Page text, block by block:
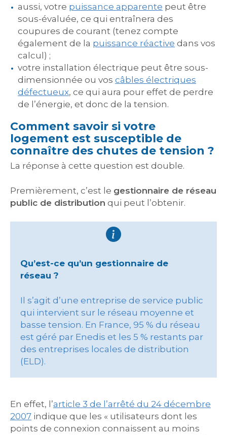
aussi, votre puissance apparente peut être
sous-évaluée, ce qui entraînera des
coupures de courant (tenez compte
également de la puissance réactive dans vos
calcul) ;
votre installation électrique peut être sous-
dimensionnée ou vos câbles électriques
défectueux, ce qui aura pour effet de perdre
de l’énergie, et donc de la tension.
Comment savoir si votre
logement est susceptible de
connaître des chutes de tension ?
La réponse à cette question est double.
Premièrement, c’est le gestionnaire de réseau
public de distribution qui peut l’obtenir.
Qu’est-ce qu’un gestionnaire de
réseau ?
Il s’agit d’une entreprise de service public
qui intervient sur le réseau moyenne et
basse tension. En France, 95 % du réseau
est géré par Enedis et les 5 % restants par
des entreprises locales de distribution
(ELD).
En effet, l’article 3 de l’arrêté du 24 décembre
2007 indique que les « utilisateurs dont les
points de connexion connaissent au moins